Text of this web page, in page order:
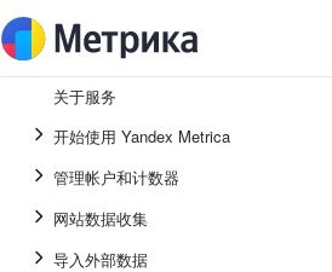
关于服务
开始使用 Yandex Metrica
管理帐户和计数器
网站数据收集
导入外部数据